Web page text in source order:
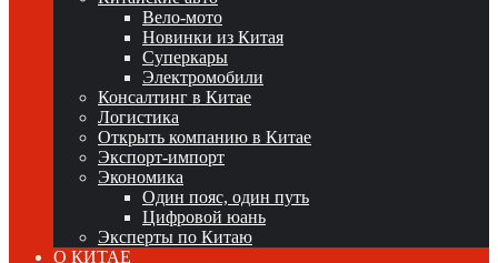
Вело-мото
Новинки из Китая
Суперкары
Электромобили
Консалтинг в Китае
Логистика
Открыть компанию в Китае
Экспорт-импорт
Экономика
Один пояс, один путь
Цифровой юань
Эксперты по Китаю
О КИТАЕ